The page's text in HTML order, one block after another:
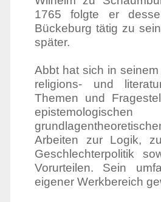
1765 folgte er
Bückeburg tätig zu
später.
Abbt hat sich in
religions- und
Themen und
Arbeiten zur Logik,
Geschlechterpolitik
Vorurteilen. Sein
eigener Werkbereich